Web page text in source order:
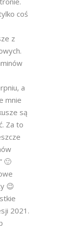
coś
z
a
mnie
są
Za to
🙂
😉
2021.